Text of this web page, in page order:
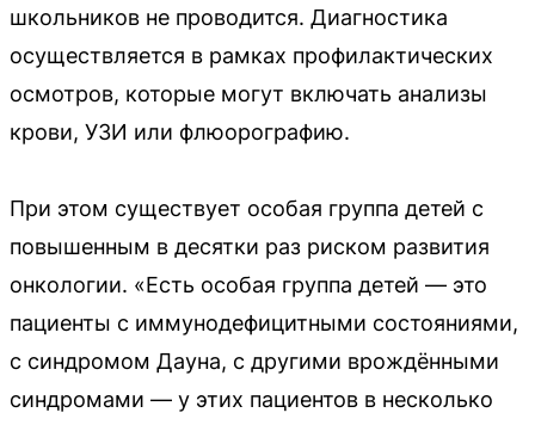
школьников не проводится. Диагностика
осуществляется в рамках профилактических
осмотров, которые могут включать анализы
крови, УЗИ или флюорографию.
При этом существует особая группа детей с
повышенным в десятки раз риском развития
онкологии. «Есть особая группа детей — это
пациенты с иммунодефицитными состояниями,
с синдромом Дауна, с другими врождёнными
синдромами — у этих пациентов в несколько